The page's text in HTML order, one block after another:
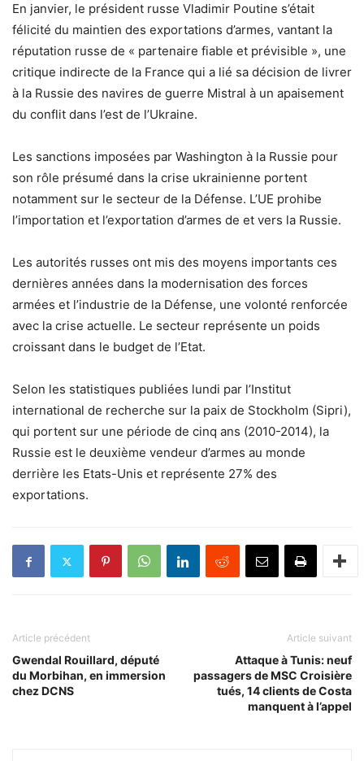
En janvier, le président russe Vladimir Poutine s’était
félicité du maintien des exportations d’armes, vantant la
réputation russe de « partenaire fiable et prévisible », une
critique indirecte de la France qui a lié sa décision de livrer
à la Russie des navires de guerre Mistral à un apaisement
du conflit dans l’est de l’Ukraine.
Les sanctions imposées par Washington à la Russie pour
son rôle présumé dans la crise ukrainienne portent
notamment sur le secteur de la Défense. L’UE prohibe
l’importation et l’exportation d’armes de et vers la Russie.
Les autorités russes ont mis des moyens importants ces
dernières années dans la modernisation des forces
armées et l’industrie de la Défense, une volonté renforcée
avec la crise actuelle. Le secteur représente un poids
croissant dans le budget de l’Etat.
Selon les statistiques publiées lundi par l’Institut
international de recherche sur la paix de Stockholm (Sipri),
qui portent sur une période de cinq ans (2010-2014), la
Russie est le deuxième vendeur d’armes au monde
derrière les Etats-Unis et représente 27% des
exportations.
Article précédent
Gwendal Rouillard, député
du Morbihan, en immersion
chez DCNS
Article suivant
Attaque à Tunis: neuf
passagers de MSC Croisière
tués, 14 clients de Costa
manquent à l’appel